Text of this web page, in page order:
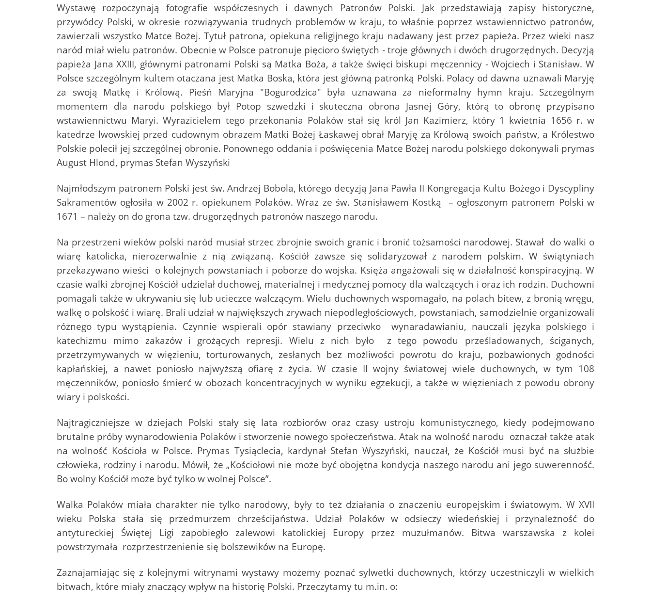
Wystawę rozpoczynają fotografie współczesnych i dawnych Patronów Polski. Jak przedstawiają zapisy historyczne,
przywódcy Polski, w okresie rozwiązywania trudnych problemów w kraju, to właśnie poprzez wstawiennictwo patronów,
zawierzali wszystko Matce Bożej. Tytuł patrona, opiekuna religijnego kraju nadawany jest przez papieża. Przez wieki nasz
naród miał wielu patronów. Obecnie w Polsce patronuje pięcioro świętych - troje głównych i dwóch drugorzędnych. Decyzją
papieża Jana XXIII, głównymi patronami Polski są Matka Boża, a także święci biskupi męczennicy - Wojciech i Stanisław. W
Polsce szczególnym kultem otaczana jest Matka Boska, która jest główną patronką Polski. Polacy od dawna uznawali Maryję
za swoją Matkę i Królową. Pieśń Maryjna "Bogurodzica" była uznawana za nieformalny hymn kraju. Szczególnym
momentem dla narodu polskiego był Potop szwedzki i skuteczna obrona Jasnej Góry, którą to obronę przypisano
wstawiennictwu Maryi. Wyrazicielem tego przekonania Polaków stał się król Jan Kazimierz, który 1 kwietnia 1656 r. w
katedrze lwowskiej przed cudownym obrazem Matki Bożej Łaskawej obrał Maryję za Królową swoich państw, a Królestwo
Polskie polecił jej szczególnej obronie. Ponownego oddania i poświęcenia Matce Bożej narodu polskiego dokonywali prymas
August Hlond, prymas Stefan Wyszyński
Najmłodszym patronem Polski jest św. Andrzej Bobola, którego decyzją Jana Pawła II Kongregacja Kultu Bożego i Dyscypliny
Sakramentów ogłosiła w 2002 r. opiekunem Polaków. Wraz ze św. Stanisławem Kostką – ogłoszonym patronem Polski w
1671 – należy on do grona tzw. drugorzędnych patronów naszego narodu.
Na przestrzeni wieków polski naród musiał strzec zbrojnie swoich granic i bronić tożsamości narodowej. Stawał do walki o
wiarę katolicka, nierozerwalnie z nią związaną. Kościół zawsze się solidaryzował z narodem polskim. W świątyniach
przekazywano wieści o kolejnych powstaniach i poborze do wojska. Księża angażowali się w działalność konspiracyjną. W
czasie walki zbrojnej Kościół udzielał duchowej, materialnej i medycznej pomocy dla walczących i oraz ich rodzin. Duchowni
pomagali także w ukrywaniu się lub ucieczce walczącym. Wielu duchownych wspomagało, na polach bitew, z bronią wręgu,
walkę o polskość i wiarę. Brali udział w największych zrywach niepodległościowych, powstaniach, samodzielnie organizowali
różnego typu wystąpienia. Czynnie wspierali opór stawiany przeciwko wynaradawianiu, nauczali języka polskiego i
katechizmu mimo zakazów i grożących represji. Wielu z nich było z tego powodu prześladowanych, ściganych,
przetrzymywanych w więzieniu, torturowanych, zesłanych bez możliwości powrotu do kraju, pozbawionych godności
kapłańskiej, a nawet poniosło najwyższą ofiarę z życia. W czasie II wojny światowej wiele duchownych, w tym 108
męczenników, poniosło śmierć w obozach koncentracyjnych w wyniku egzekucji, a także w więzieniach z powodu obrony
wiary i polskości.
Najtragiczniejsze w dziejach Polski stały się lata rozbiorów oraz czasy ustroju komunistycznego, kiedy podejmowano
brutalne próby wynarodowienia Polaków i stworzenie nowego społeczeństwa. Atak na wolność narodu oznaczał także atak
na wolność Kościoła w Polsce. Prymas Tysiąclecia, kardynał Stefan Wyszyński, nauczał, że Kościół musi być na służbie
człowieka, rodziny i narodu. Mówił, że „Kościołowi nie może być obojętna kondycja naszego narodu ani jego suwerenność.
Bo wolny Kościół może być tylko w wolnej Polsce”.
Walka Polaków miała charakter nie tylko narodowy, były to też działania o znaczeniu europejskim i światowym. W XVII
wieku Polska stała się przedmurzem chrześcijaństwa. Udział Polaków w odsieczy wiedeńskiej i przynależność do
antytureckiej Świętej Ligi zapobiegło zalewowi katolickiej Europy przez muzułmanów. Bitwa warszawska z kolei
powstrzymała rozprzestrzenienie się bolszewików na Europę.
Zaznajamiając się z kolejnymi witrynami wystawy możemy poznać sylwetki duchownych, którzy uczestniczyli w wielkich
bitwach, które miały znaczący wpływ na historię Polski. Przeczytamy tu m.in. o: